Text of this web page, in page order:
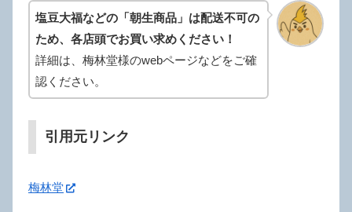
塩豆大福などの「朝生商品」は配送不可の
ため、各店頭でお買い求めください！
詳細は、梅林堂様のwebページなどをご確
認ください。
引用元リンク
梅林堂